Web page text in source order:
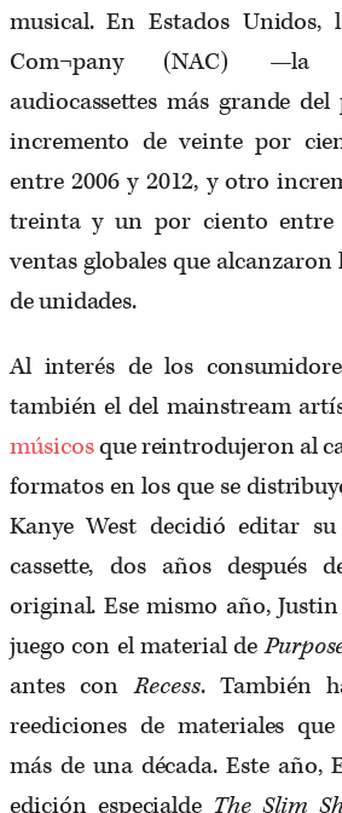
musical. En Estados
Com¬pany (NAC) —la
audiocassettes más grande
incremento de veinte por
entre 2006 y 2012, y otro
treinta y un por ciento entre
ventas globales que
de unidades.
Al interés de los
también el del mainstream
músicosque reintrodujeron al
formatos en los que se
Kanye West decidió editar
cassette, dos años después
original. Ese mismo año,
juego con el material de
antes conRecess. También
reediciones de materiales
más de una década. Este año,
edición especialde The Slim